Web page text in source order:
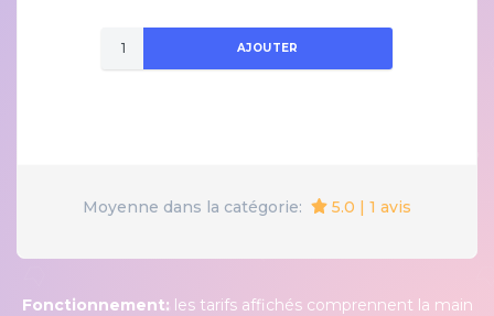
AJOUTER
Moyenne dans la catégorie: 5.0 | 1 avis
Fonctionnement: les tarifs affichés comprennent la main